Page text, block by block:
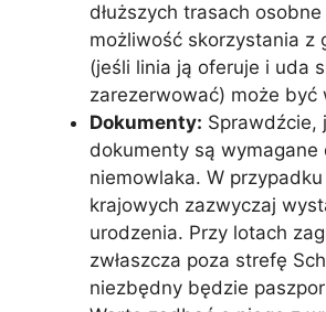
dłuższych trasach
możliwość skorzystania z
(jeśli linia ją oferuje i uda
zarezerwować) może być
Dokumenty: Sprawdźcie,
dokumenty są wymagane
niemowlaka. W
krajowych zazwyczaj
urodzenia. Przy lotach
zwłaszcza poza strefę
niezbędny będzie